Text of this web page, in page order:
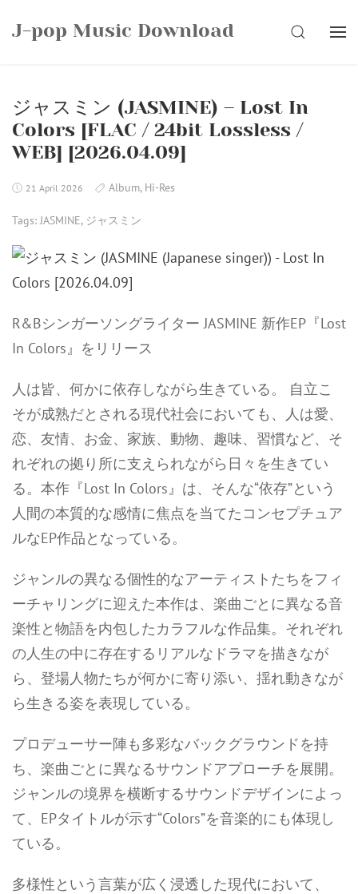
J-pop Music Download SEARCH
ジャスミン (JASMINE) – Lost In
Colors [FLAC / 24bit Lossless /
WEB] [2026.04.09]
21 April 2026 Album, Hi-Res
Tags:JASMINE, ジャスミン
R&Bシンガーソングライター JASMINE 新作EP『Lost
In Colors』をリリース
人は皆、何かに依存しながら生きている。 自立こ
そが成熟だとされる現代社会においても、人は愛、
恋、友情、お金、家族、動物、趣味、習慣など、そ
れぞれの拠り所に支えられながら日々を生きてい
る。本作『Lost In Colors』は、そんな“依存”という
人間の本質的な感情に焦点を当てたコンセプチュア
ルなEP作品となっている。
ジャンルの異なる個性的なアーティストたちをフィ
ーチャリングに迎えた本作は、楽曲ごとに異なる音
楽性と物語を内包したカラフルな作品集。それぞれ
の人生の中に存在するリアルなドラマを描きなが
ら、登場人物たちが何かに寄り添い、揺れ動きなが
ら生きる姿を表現している。
プロデューサー陣も多彩なバックグラウンドを持
ち、楽曲ごとに異なるサウンドアプローチを展開。
ジャンルの境界を横断するサウンドデザインによっ
て、EPタイトルが示す“Colors”を音楽的にも体現し
ている。
多様性という言葉が広く浸透した現代において、